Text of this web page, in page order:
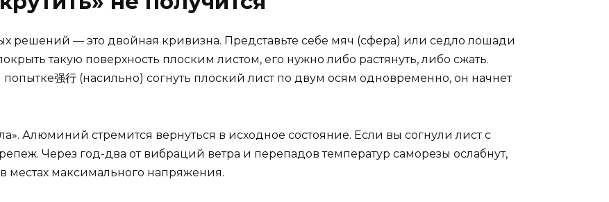
решений — это двойная кривизна. Представьте себе мяч (сфера) или седло лошади
такую поверхность плоским листом, его нужно либо растянуть, либо сжать.
强行 (насильно) согнуть плоский лист по двум осям одновременно, он начнет
Алюминий стремится вернуться в исходное состояние. Если вы согнули лист с
Через год-два от вибраций ветра и перепадов температур саморезы ослабнут,
местах максимального напряжения.